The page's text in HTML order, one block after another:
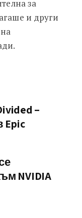
за
и други
–
Epic
NVIDIA